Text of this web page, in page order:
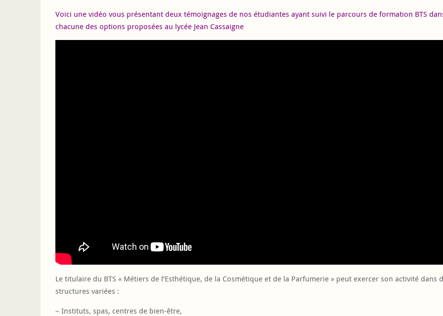
Voici une vidéo vous présentant deux témoignages de nos étudiantes ayant suivi le parcours de formation BTS
chacune des options proposées au lycée Jean Cassaigne
Le titulaire du BTS « Métiers de l’Esthétique, de la Cosmétique et de la Parfumerie » peut exercer son activité dans
structures variées :
– Instituts, spas, centres de bien-être,